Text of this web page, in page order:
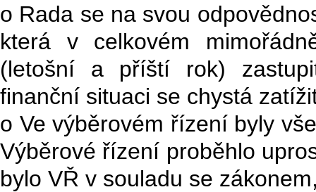
o Rada se na svou
která v celkovém
(letošní a příští rok)
finanční situaci se chystá
o Ve výběrovém řízení byly
Výběrové řízení proběhlo
bylo VŘ v souladu se